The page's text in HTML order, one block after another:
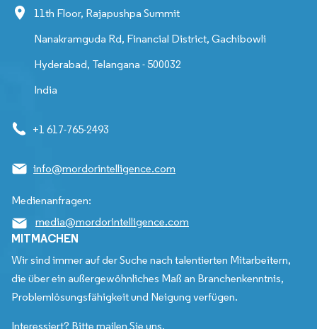
11th Floor, Rajapushpa Summit
Nanakramguda Rd, Financial District, Gachibowli
Hyderabad, Telangana - 500032
India
+1 617-765-2493
info@mordorintelligence.com
Medienanfragen:
media@mordorintelligence.com
MITMACHEN
Wir sind immer auf der Suche nach talentierten Mitarbeitern,
die über ein außergewöhnliches Maß an Branchenkenntnis,
Problemlösungsfähigkeit und Neigung verfügen.
Interessiert? Bitte mailen Sie uns.